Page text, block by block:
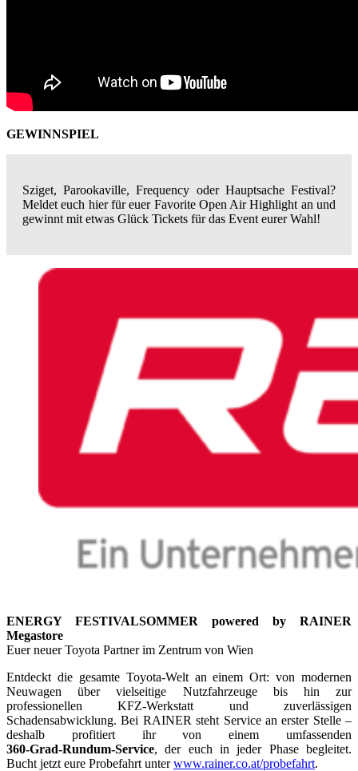
GEWINNSPIEL
Sziget, Parookaville, Frequency oder Hauptsache Festival?
Meldet euch hier für euer Favorite Open Air Highlight an und
gewinnt mit etwas Glück Tickets für das Event eurer Wahl!
ENERGY FESTIVALSOMMER powered by RAINER
Megastore
Euer neuer Toyota Partner im Zentrum von Wien
Entdeckt die gesamte Toyota‑Welt an einem Ort: von modernen
Neuwagen über vielseitige Nutzfahrzeuge bis hin zur
professionellen KFZ‑Werkstatt und zuverlässigen
Schadensabwicklung. Bei RAINER steht Service an erster Stelle –
deshalb profitiert ihr von einem umfassenden
360‑Grad‑Rundum‑Service, der euch in jeder Phase begleitet.
Bucht jetzt eure Probefahrt unterwww.rainer.co.at/probefahrt.